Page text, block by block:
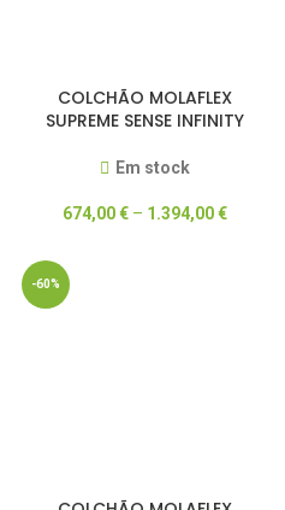
COLCHÃO MOLAFLEX
SUPREME SENSE INFINITY
Em stock
674,00€– 1.394,00€
-60%